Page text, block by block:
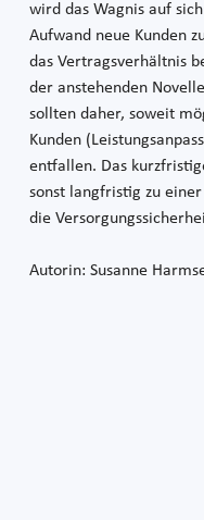
wird das Wagnis auf
Aufwand neue Kunden
das Vertragsverhältnis
der anstehenden
sollten daher, soweit
Kunden
entfallen. Das
sonst langfristig zu
die
Autorin: Susanne